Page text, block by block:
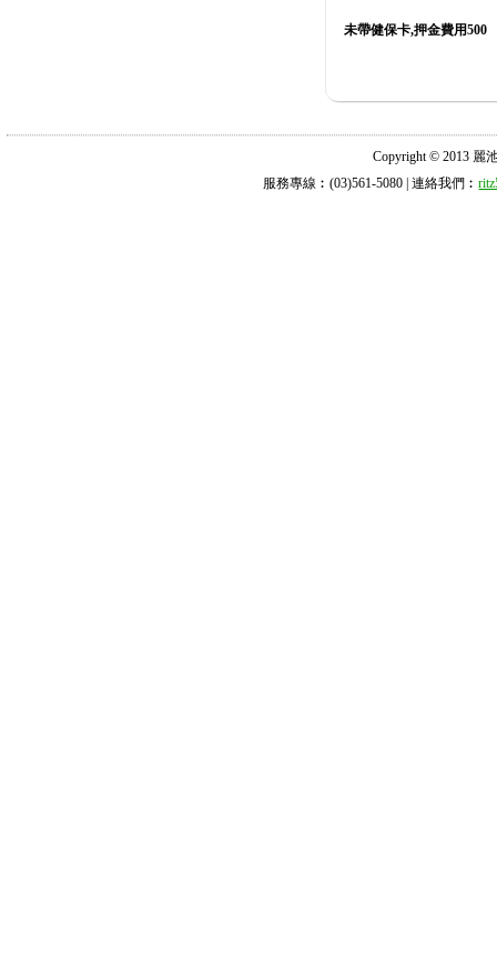
未帶健保卡,押金費用500
Copyright © 2013 麗
服務專線︰(03)561-5080 | 連絡我們︰